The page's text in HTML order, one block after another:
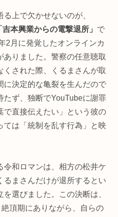
上で欠かせないのが、
吉本興業からの電撃退所」 で
2月に発覚したオンラインカ
ありました。警察の任意聴取
くされた際、くるまさんが取
に決定的な亀裂を生んだので
たず、独断でYouTubeに謝罪
で直接伝えたい」という彼の
ては「統制を乱す行為」と映
令和ロマンは、相方の松井ケ
るまさんだけが退所するとい
選びました。この決断は、
頂期にありながら、自らの